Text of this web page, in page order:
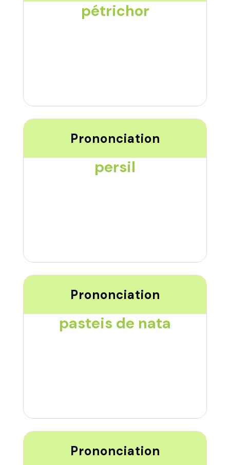
pétrichor
Prononciation
persil
Prononciation
pasteis de nata
Prononciation